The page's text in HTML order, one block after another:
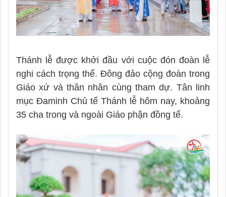
Thánh lễ được khởi đầu với cuộc đón đoàn lễ
nghi cách trọng thể. Đông đảo cộng đoàn trong
Giáo xứ và thân nhân cùng tham dự. Tân linh
mục Đaminh Chủ tế Thánh lễ hôm nay, khoảng
35 cha trong và ngoài Giáo phận đồng tế.